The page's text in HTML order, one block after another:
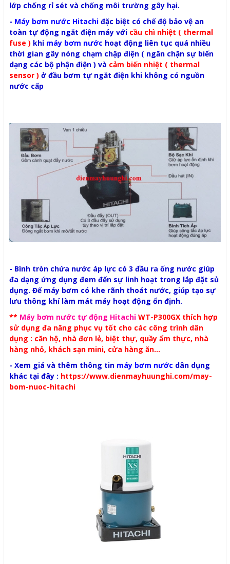
lớp chống rỉ sét và chống môi trường gây hại.
- Máy bơm nước Hitachi đặc biệt có chế độ bảo vệ an
toàn tự động ngắt điện máy với cầu chì nhiệt ( thermal
fuse ) khi máy bơm nước hoạt động liên tục quá nhiều
thời gian gây nóng chạm chập điện ( ngăn chặn sự biến
dạng các bộ phận điện ) và cảm biến nhiệt ( thermal
sensor ) ở đầu bơm tự ngắt điện khi không có nguồn
nước cấp
- Bình tròn chứa nước áp lực có 3 đầu ra ống nước giúp
đa dạng ứng dụng đem đến sự linh hoạt trong lắp đặt sủ
dụng. Đế máy bơm có khe rãnh thoát nước, giúp tạo sự
lưu thông khí làm mát máy hoạt động ổn định.
** Máy bơm nước tự động Hitachi WT-P300GX thích hợp
sử dụng đa năng phục vụ tốt cho các công trình dân
dụng : căn hộ, nhà đơn lẻ, biệt thự, quầy ẩm thực, nhà
hàng nhỏ, khách sạn mini, cửa hàng ăn...
- Xem giá và thêm thông tin máy bơm nước dân dụng
khác tại đây : https://www.dienmayhuunghi.com/may-
bom-nuoc-hitachi